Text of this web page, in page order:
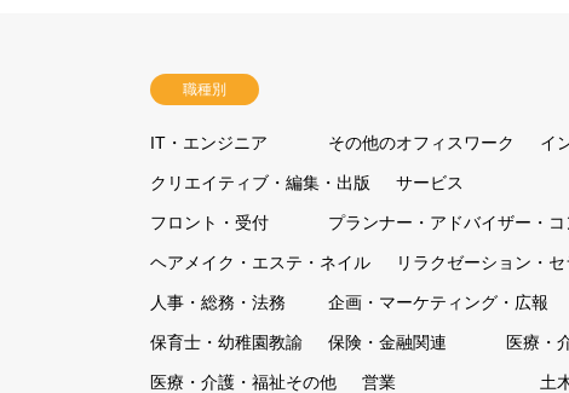
職種別
IT・エンジニア その他のオフィスワーク イ
クリエイティブ・編集・出版 サービス
フロント・受付 プランナー・アドバイザー・コ
ヘアメイク・エステ・ネイル リラクゼーション・セ
人事・総務・法務 企画・マーケティング・広報
保育士・幼稚園教諭 保険・金融関連 医療・
医療・介護・福祉その他 営業 土